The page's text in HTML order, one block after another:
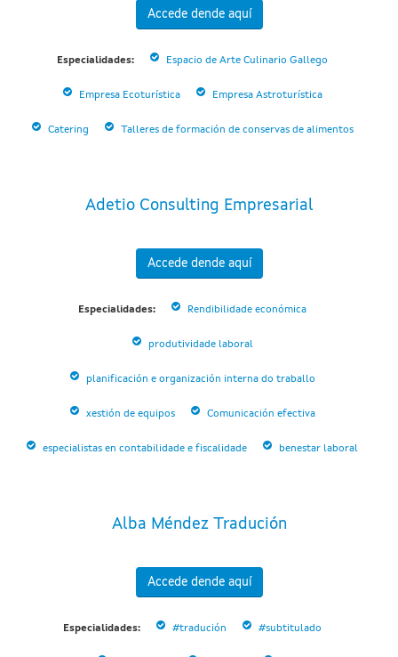
Accede dende aquí
Especialidades: Espacio de Arte Culinario Gallego
Empresa Ecoturística Empresa Astroturística
Catering Talleres de formación de conservas de alimentos
Adetio Consulting Empresarial
Accede dende aquí
Especialidades: Rendibilidade económica
produtividade laboral
planificación e organización interna do traballo
xestión de equipos Comunicación efectiva
especialistas en contabilidade e fiscalidade benestar laboral
Alba Méndez Tradución
Accede dende aquí
Especialidades: #tradución #subtitulado